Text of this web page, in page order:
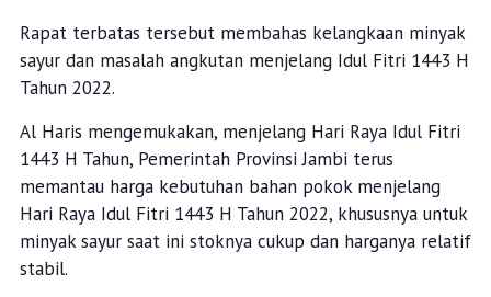
Rapat terbatas tersebut membahas kelangkaan minyak
sayur dan masalah angkutan menjelang Idul Fitri 1443 H
Tahun 2022.
Al Haris mengemukakan, menjelang Hari Raya Idul Fitri
1443 H Tahun, Pemerintah Provinsi Jambi terus
memantau harga kebutuhan bahan pokok menjelang
Hari Raya Idul Fitri 1443 H Tahun 2022, khususnya untuk
minyak sayur saat ini stoknya cukup dan harganya relatif
stabil.